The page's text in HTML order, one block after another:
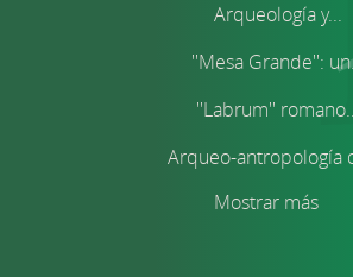
Arqueología y...
''Mesa Grande'':
''Labrum''
Arqueo-antropología
Mostrar más